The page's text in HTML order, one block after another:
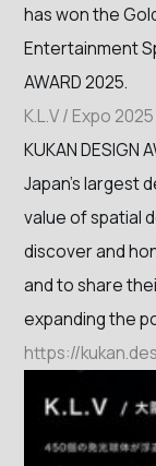
has won the
Entertainment
AWARD 2025.
K.L.V / Expo
KUKAN DESIGN
Japan’s largest
value of spatial
discover and
and to share
expanding the
https://